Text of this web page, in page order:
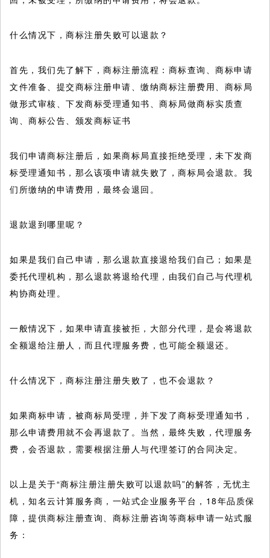
什么情况下，商标注册失败可以退款？
首先，我们先了解下，商标注册流程：商标查询、商标申请
文件准备、提交商标注册申请、缴纳商标注册费用、商标局
做形式审核、下发商标受理通知书、商标局做商标实质查
询、商标公告、颁发商标证书
我们申请商标注册后，如果商标局直接拒绝受理，未下发商
标受理通知书，那么该项申请就失败了，商标局会退款。我
们所缴纳的申请费用，最终会退回。
退款退到哪里呢？
如果是我们自己申请，那么退款直接退给我们自己；如果是
委托代理机构，那么退款将退给代理，由我们自己与代理机
构协商处理。
一般情况下，如果申请直接被拒，大部分代理，是会将退款
全额退给注册人，而且代理服务费，也可能全额退还。
什么情况下，商标注册注册失败了，也不会退款？
如果商标申请，被商标局受理，并下发了商标受理通知书，
那么申请费用就不会再退款了。当然，最终失败，代理服务
费，会否退款，需要根据注册人与代理签订的合同决定。
以上是关于“商标注册注册失败可以退款吗”的解答，无忧主
机，知名云计算服务商，一站式企业服务平台，18年品质保
障，提供商标注册查询、商标注册咨询等商标申请一站式服
务：